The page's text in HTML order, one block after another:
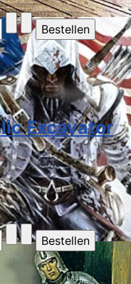
Excavator